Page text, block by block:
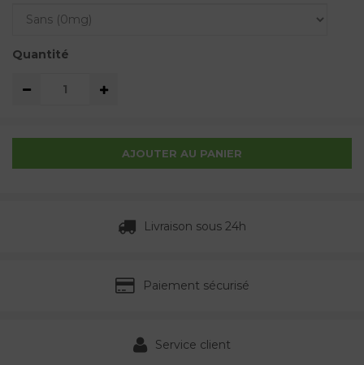
Quantité
AJOUTER AU PANIER
Livraison sous 24h
Paiement sécurisé
Service client